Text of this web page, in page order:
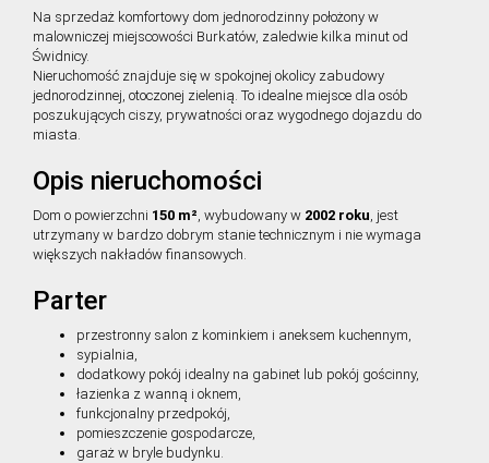
Na sprzedaż komfortowy dom jednorodzinny położony w
malowniczej miejscowości Burkatów, zaledwie kilka minut od
Świdnicy.
Nieruchomość znajduje się w spokojnej okolicy zabudowy
jednorodzinnej, otoczonej zielenią. To idealne miejsce dla osób
poszukujących ciszy, prywatności oraz wygodnego dojazdu do
miasta.
Opis nieruchomości
Dom o powierzchni 150 m², wybudowany w 2002 roku, jest
utrzymany w bardzo dobrym stanie technicznym i nie wymaga
większych nakładów finansowych.
Parter
przestronny salon z kominkiem i aneksem kuchennym,
sypialnia,
dodatkowy pokój idealny na gabinet lub pokój gościnny,
łazienka z wanną i oknem,
funkcjonalny przedpokój,
pomieszczenie gospodarcze,
garaż w bryle budynku.